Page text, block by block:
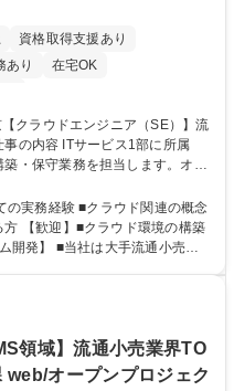
資格取得支援あり
あり
在宅OK
・保守業務を担当します。オン
の知識を活かしながら、企画・
提案・構築・
案、設計、構築 ■オンプレミス
連の技術調査および検討 ◎チー
売業界TOPシェア/ITサービス1
の実務経験 ■クラウド関連の概念
【歓迎】■クラウド環境の構築
性向上に挑みます。 学歴・
高校 語学力： 資格：
領域】流通小売業界TO
web/オープンプロジェク